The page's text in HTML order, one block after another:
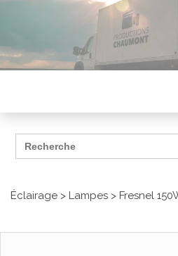
Search
for:
Éclairage > Lampes > Fresnel